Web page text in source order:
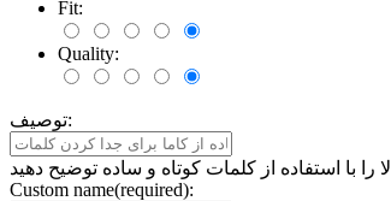
Fit:
Quality:
توصیف:
Custom name(required):